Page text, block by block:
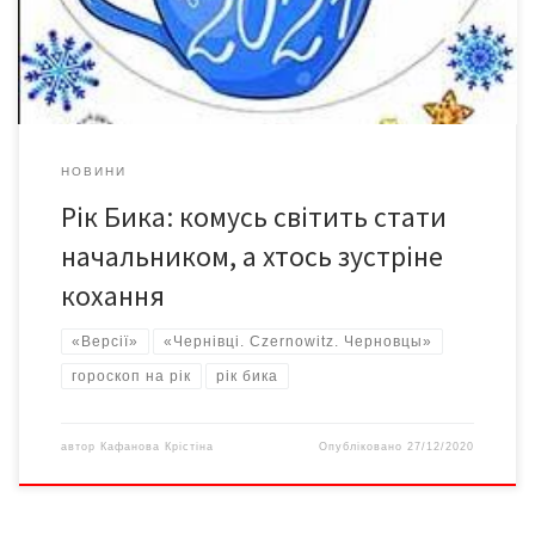
користю для себе. Особливо Бик вплине на кар’єрну сферу –
але тільки для тих, […]
НОВИНИ
Рік Бика: комусь світить стати
начальником, а хтось зустріне
кохання
«Версії» «Чернівці. Czernowitz. Черновцы»
гороскоп на рік рік бика
автор Кафанова Крістіна Опубліковано27/12/2020